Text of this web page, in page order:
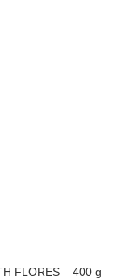
FLORES – 400 g